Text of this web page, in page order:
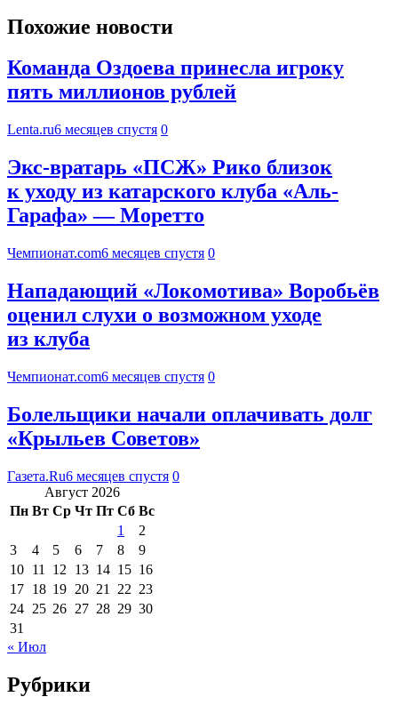
Похожие новости
Команда Оздоева принесла игроку
пять миллионов рублей
Lenta.ru6 месяцев спустя 0
Экс-вратарь «ПСЖ» Рико близок
к уходу из катарского клуба «Аль-
Гарафа» — Моретто
Чемпионат.com6 месяцев спустя 0
Нападающий «Локомотива» Воробьёв
оценил слухи о возможном уходе
из клуба
Чемпионат.com6 месяцев спустя 0
Болельщики начали оплачивать долг
«Крыльев Советов»
Газета.Ru6 месяцев спустя 0
Август 2026
Пн Вт Ср Чт Пт Сб Вс
1
2
3
4 5 6 7 8
9
10 11 12 13 14 15 16
17 18 19 20 21 22 23
24 25 26 27 28 29 30
31
« Июл
Рубрики